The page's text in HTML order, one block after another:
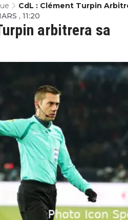
CdL : Clément Turpin
Première Finale
arbitrera sa
, 11:20